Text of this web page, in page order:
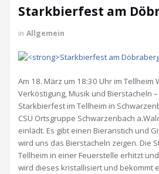
Starkbierfest am
in Allgemein
Am 18. März um 18:30 Uhr im Tellheim
Verköstigung, Musik und Bierstacheln
Starkbierfest im Tellheim in
CSU Ortsgruppe Schwarzenbach
einlädt. Es gibt einen Bieranstich und
wird uns das Bierstacheln zeigen. Die
Tellheim in einer Feuerstelle erhitzt
wird dieses kristallisiert und bekommt